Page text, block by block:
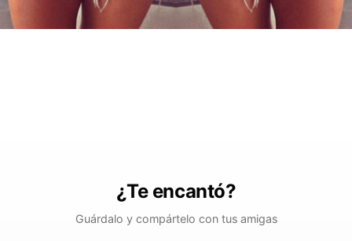
¿Te encantó?
Guárdalo y compártelo con tus amigas